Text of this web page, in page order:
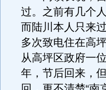
过。之前有几个
而陆川本人只来
多次致电住在高
从高坪区政府一
年，节后回来，